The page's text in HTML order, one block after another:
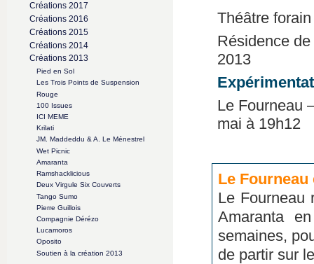
Créations 2017
Créations 2016
Créations 2015
Créations 2014
Créations 2013
Pied en Sol
Les Trois Points de Suspension
Rouge
100 Issues
ICI MEME
Krilati
JM. Maddeddu & A. Le Ménestrel
Wet Picnic
Amaranta
Ramshacklicious
Deux Virgule Six Couverts
Tango Sumo
Pierre Guillois
Compagnie Dérézo
Lucamoros
Oposito
Soutien à la création 2013
Théâtre
Résidence
2013
Le Fourneau
mai à 19h12
Le
Le Fourneau
Amaranta
semaines,
de partir sur